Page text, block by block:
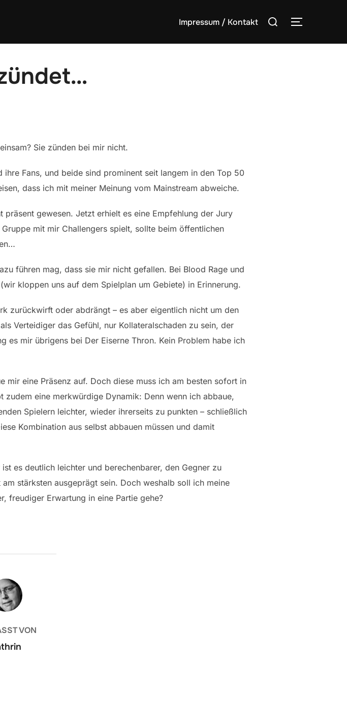
Impressum / Kontakt
Suchen
Sie zünden bei mir nicht.
Fans, und beide sind prominent seit langem in den Top 50
dass ich mit meiner Meinung vom Mainstream abweiche.
gewesen. Jetzt erhielt es eine Empfehlung der Jury
mit mir Challengers spielt, sollte beim öffentlichen
führen mag, dass sie mir nicht gefallen. Bei Blood Rage und
kloppen uns auf dem Spielplan um Gebiete) in Erinnerung.
zurückwirft oder abdrängt – es aber eigentlich nicht um den
Verteidiger das Gefühl, nur Kollateralschaden zu sein, der
es mir übrigens bei Der Eiserne Thron. Kein Problem habe ich
eine Präsenz auf. Doch diese muss ich am besten sofort in
eine merkwürdige Dynamik: Denn wenn ich abbaue,
Spielern leichter, wieder ihrerseits zu punkten – schließlich
Kombination aus selbst abbauen müssen und damit
es deutlich leichter und berechenbarer, den Gegner zu
stärksten ausgeprägt sein. Doch weshalb soll ich meine
freudiger Erwartung in eine Partie gehe?
VON